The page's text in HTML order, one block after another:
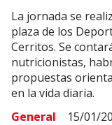
La jornada se
plaza de los
Cerritos. Se
nutricionistas,
propuestas
en la vida diaria.
General
15/01/